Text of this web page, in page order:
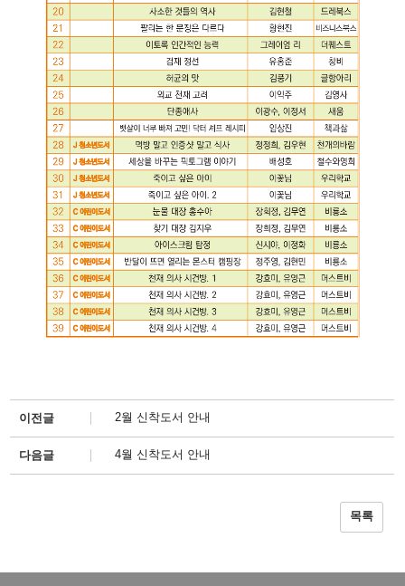
이전글 2월 신착도서 안내
다음글 4월 신착도서 안내
목록